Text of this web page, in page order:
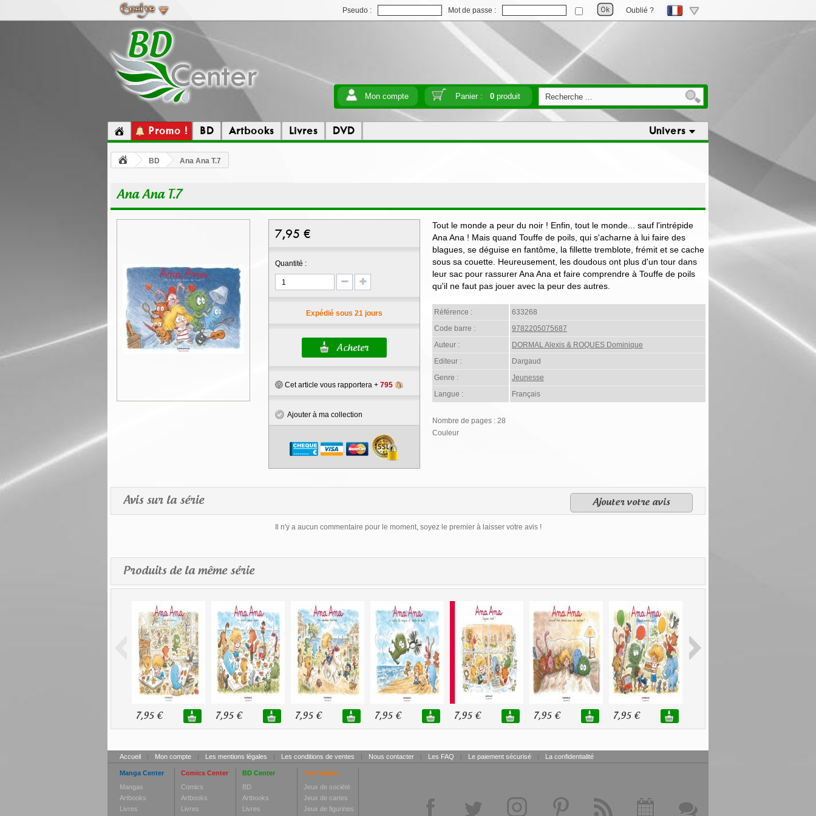
Pseudo : Mot de passe : Oublié ?
Mon compte Panier : 0produit
Promo ! BD Artbooks Livres DVD Univers
BD Ana Ana T.7
Ana Ana T.7
7,95 €
Quantité :
Expédié sous 21 jours
Cet article vous rapportera + 795
Ajouter à ma collection
Tout le monde a peur du noir ! Enfin, tout le monde... sauf l'intrépide
Ana Ana ! Mais quand Touffe de poils, qui s'acharne à lui faire des
blagues, se déguise en fantôme, la fillette tremblote, frémit et se cache
sous sa couette. Heureusement, les doudous ont plus d'un tour dans
leur sac pour rassurer Ana Ana et faire comprendre à Touffe de poils
qu'il ne faut pas jouer avec la peur des autres.
Référence :
633268
Code barre :
9782205075687
Auteur :
DORMAL Alexis & ROQUES Dominique
Editeur :
Dargaud
Genre :
Jeunesse
Langue :
Français
Nombre de pages : 28
Couleur
Avis sur la série Ajouter votre avis
Il n'y a aucun commentaire pour le moment, soyez le premier à laisser votre avis !
Produits de la même série
7,95 € 7,95 € 7,95 € 7,95 € 7,95 € 7,95 € 7,95 €
Accueil | Mon compte | Les mentions légales | Les conditions de ventes | Nous contacter | Les FAQ | Le paiement sécurisé | La confidentialité
Manga Center
Mangas
Artbooks
Livres
Comics Center
Comics
Artbooks
Livres
BD Center
BD
Artbooks
Livres
Toy Center
Jeux de société
Jeux de cartes
Jeux de figurines